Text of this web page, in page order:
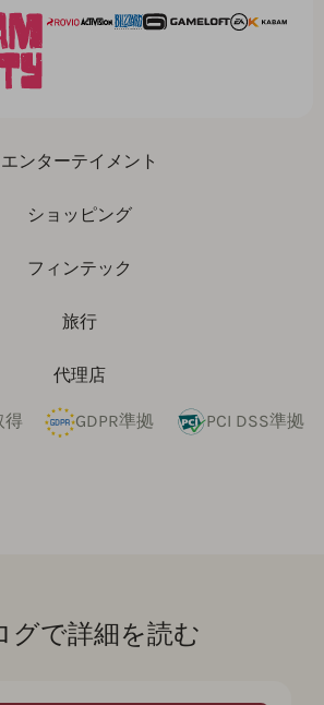
エンターテイメント
ショッピング
フィンテック
旅行
代理店
得 GDPR準拠 PCI DSS準拠
グで詳細を読む